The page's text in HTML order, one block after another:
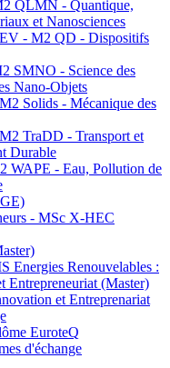
QLMN - Quantique,
et Nanosciences
- M2 QD - Dispositifs
SMNO - Science des
Nano-Objets
Solids - Mécanique des
TraDD - Transport et
Durable
WAPE - Eau, Pollution de
- MSc X-HEC
Energies Renouvelables :
Entrepreneuriat (Master)
et Entreprenariat
EuroteQ
d'échange